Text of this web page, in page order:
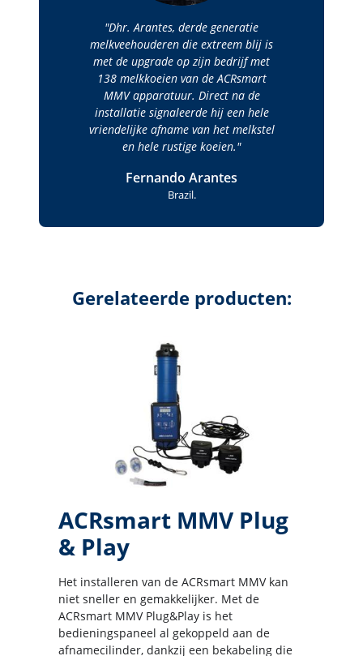
Dhr. Arantes, derde generatie
melkveehouderen die extreem blij is
met de upgrade op zijn bedrijf met
138 melkkoeien van de ACRsmart
MMV apparatuur. Direct na de
installatie signaleerde hij een hele
vriendelijke afname van het melkstel
en hele rustige koeien.
Fernando Arantes
Brazil.
Gerelateerde producten:
ACRsmart MMV Plug
& Play
Het installeren van de ACRsmart MMV kan
niet sneller en gemakkelijker. Met de
ACRsmart MMV Plug&Play is het
bedieningspaneel al gekoppeld aan de
afnamecilinder, dankzij een bekabeling die